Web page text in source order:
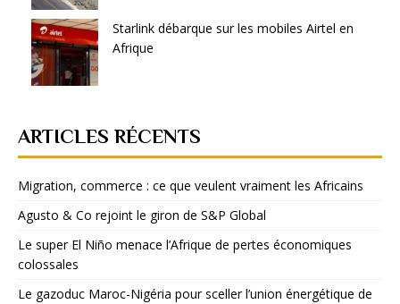
Starlink débarque sur les mobiles Airtel en
Afrique
ARTICLES RÉCENTS
Migration, commerce : ce que veulent vraiment les Africains
Agusto & Co rejoint le giron de S&P Global
Le super El Niño menace l’Afrique de pertes économiques
colossales
Le gazoduc Maroc-Nigéria pour sceller l’union énergétique de